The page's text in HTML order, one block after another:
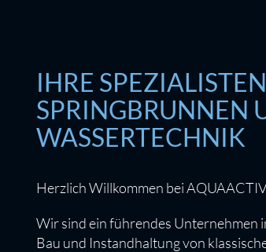
IHRE
SPRINGBRUNNEN
WASSERTECHNIK
Herzlich Willkommen bei
Wir sind ein führendes Unternehmen
Bau und Instandhaltung von